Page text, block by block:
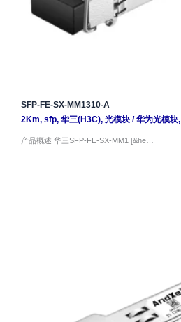
SFP-FE-SX-MM1310-A
2Km, sfp, 华三(H3C), 光模块/华为光模块,
产品概述 华三SFP-FE-SX-MM1 [&he…